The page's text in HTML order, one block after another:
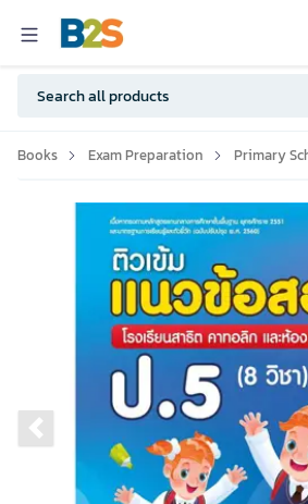
Books Exam Preparation Primary
Previous slide